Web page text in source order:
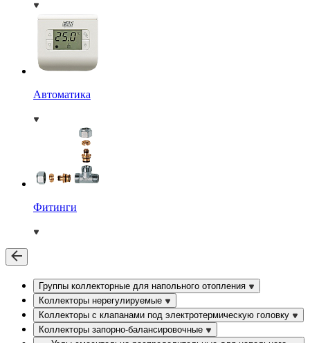
Автоматика
Фитинги
Группы коллекторные для напольного отопления
Коллекторы нерегулируемые
Коллекторы с клапанами под электротермическую головку
Коллекторы запорно-балансировочные